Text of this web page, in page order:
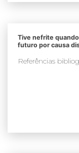
Tive nefrite
futuro por causa
Referências